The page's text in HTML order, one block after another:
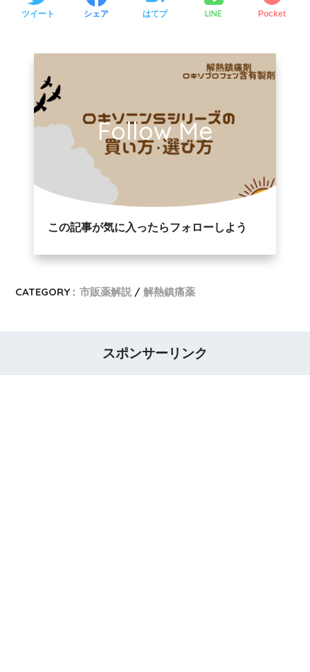
ツイート シェア はてブ LINE Pocket
Follow Me
この記事が気に入ったらフォローしよう
CATEGORY : 市販薬解説 解熱鎮痛薬
スポンサーリンク